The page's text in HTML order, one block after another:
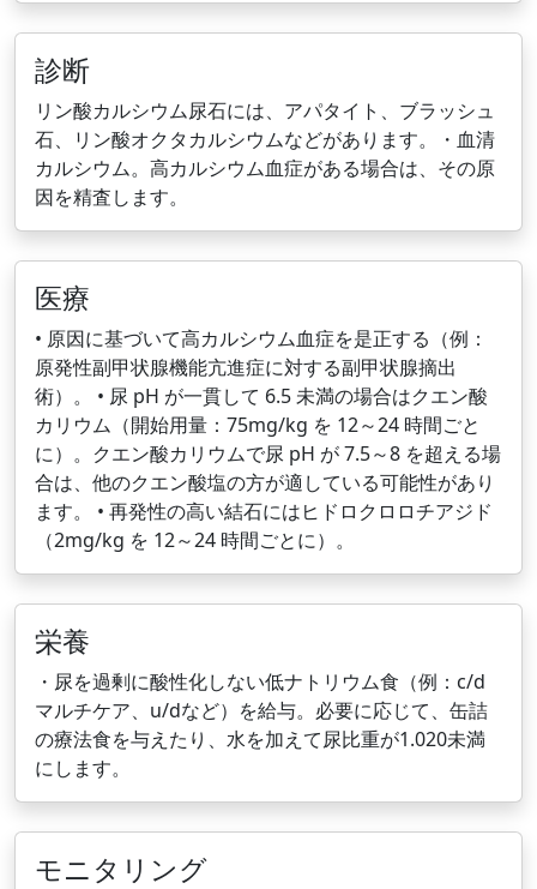
診断
リン酸カルシウム尿石には、アパタイト、ブラッシュ
石、リン酸オクタカルシウムなどがあります。・血清
カルシウム。高カルシウム血症がある場合は、その原
因を精査します。
医療
• 原因に基づいて高カルシウム血症を是正する（例：
原発性副甲状腺機能亢進症に対する副甲状腺摘出
術）。 • 尿 pH が一貫して 6.5 未満の場合はクエン酸
カリウム（開始用量：75mg/kg を 12～24 時間ごと
に）。クエン酸カリウムで尿 pH が 7.5～8 を超える場
合は、他のクエン酸塩の方が適している可能性があり
ます。 • 再発性の高い結石にはヒドロクロロチアジド
（2mg/kg を 12～24 時間ごとに）。
栄養
・尿を過剰に酸性化しない低ナトリウム食（例：c/d
マルチケア、u/dなど）を給与。必要に応じて、缶詰
の療法食を与えたり、水を加えて尿比重が1.020未満
にします。
モニタリング